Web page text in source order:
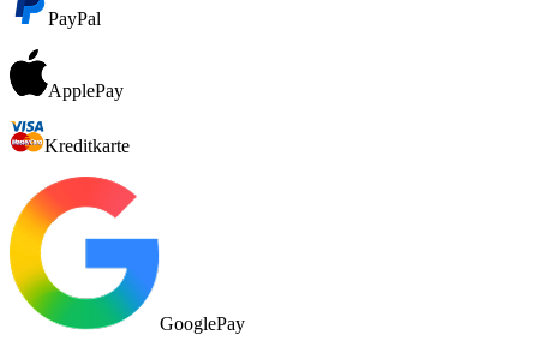
PayPal
ApplePay
Kreditkarte
GooglePay